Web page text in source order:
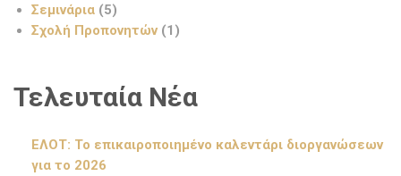
Σεμινάρια (5)
Σχολή Προπονητών (1)
Τελευταία Νέα
ΕΛΟΤ: Το επικαιροποιημένο καλεντάρι διοργανώσεων
για το 2026